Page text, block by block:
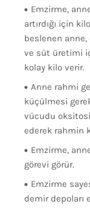
Emzirme,
artırdığı için
beslenen anne,
ve süt üretimi
kolay kilo verir.
Anne rahmi
küçülmesi
vücudu
ederek rahmin
Emzirme,
görevi görür.
Emzirme
demir depoları